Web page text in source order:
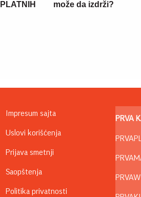
može da izdrži?
Impresum sajta
Uslovi korišćenja
Prijava smetnji
Saopštenja
Politika privatnosti
PRVA